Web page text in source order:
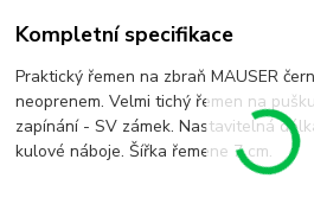
Kompletní specifikace
Praktický řemen na zbraň MAUSER
neoprenem. Velmi tichý řemen na
zapínání - SV zámek. Nastavitelná
kulové náboje. Šířka řemene 7 cm.